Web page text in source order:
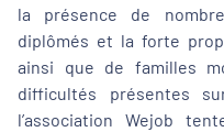
la présence de
diplômés et la forte
ainsi que de familles
difficultés présentes
l’association Wejob